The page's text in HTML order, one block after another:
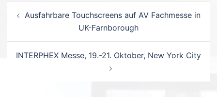
Navigation
Ausfahrbare Touchscreens auf AV Fachmesse in
UK-Farnborough
INTERPHEX Messe, 19.-21. Oktober, New York City